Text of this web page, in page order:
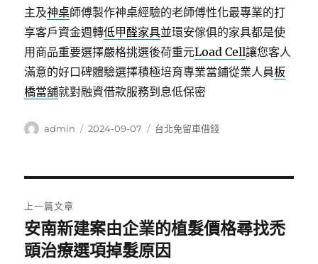
主及神桌師傅製作神桌經驗的老師傅性化最專業的打
享客戶資金週轉低甲醛家具並環安傢俱的家具都是使
用商品重要選擇嚴格挑選後荷重元Load Cell讓您客人
滿意的好口碑體驗選擇積極培育專業當鋪從業人員板
橋當舖就對融資借款服務到息低保密
作
admin
發
2024-09-07
分
台北免留車借錢
章
導
上一篇文章
上
一
安南新建案由企業的植髮價格尋找禿
頭治療選項掉髮原因